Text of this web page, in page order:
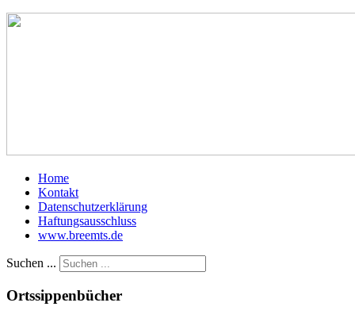
Home
Kontakt
Datenschutzerklärung
Haftungsausschluss
www.breemts.de
Suchen ...
Ortssippenbücher